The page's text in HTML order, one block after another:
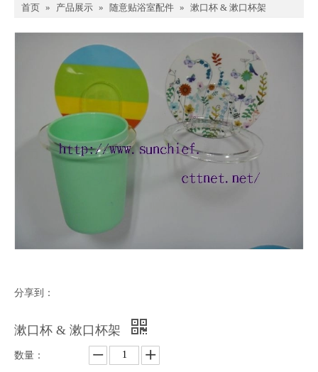
首页 » 产品展示 » 随意贴浴室配件 » 漱口杯 & 漱口杯架
分享到：
漱口杯 & 漱口杯架
数量：